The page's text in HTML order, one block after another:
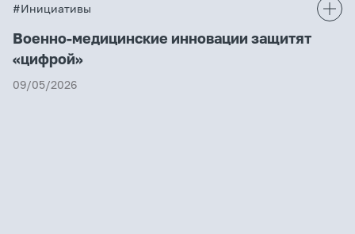
#Инициативы
Военно-медицинские инновации защитят
«цифрой»
09/05/2026